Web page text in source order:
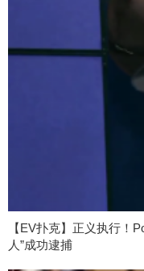
【EV扑克】正义执行！
人”成功逮捕